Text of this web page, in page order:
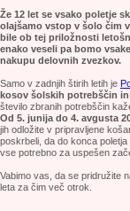
Že 12 let se vsako poletje
olajšamo vstop v šolo čim
bile ob tej priložnosti
enako veseli pa bomo
nakupu delovnih zvezkov.
Samo v zadnjih štirih letih je
kosov šolskih potrebščin
število zbranih potrebščin
Od 5. junija do 4. avgusta
jih odložite v pripravljene
poskrbeli, da do konca
vse potrebno za uspešen
Vabimo vas, da se pridružite
leta za čim več otrok.